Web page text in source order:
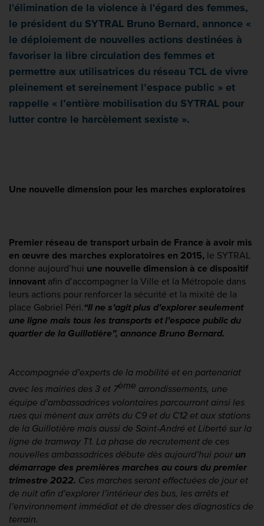
l'élimination de la violence à l'égard des femmes,
le président du SYTRAL Bruno Bernard, annonce «
le déploiement de nouvelles actions destinées à
favoriser la libre circulation des femmes et
permettre aux utilisatrices du réseau TCL de vivre
pleinement et sereinement l’espace public » et
rappelle « l’entière mobilisation du SYTRAL pour
lutter contre le harcèlement sexiste ».
Une nouvelle dimension pour les marches exploratoires
Premier réseau de transport urbain de France à avoir mis
en œuvre des marches exploratoires en 2015, le SYTRAL
donne aujourd’hui une nouvelle dimension à ce dispositif
innovant afin d’accompagner la Ville et la Métropole dans
leurs actions pour renforcer la sécurité et la mixité de la
place Gabriel Péri.“Il ne s’agit plus d’explorer seulement
une ligne mais tous les transports et l’espace public du
quartier de la Guillotière”, annonce Bruno Bernard.
Accompagnée d’experts de la mobilité et en partenariat
avec les mairies des 3 et 7ème arrondissements, une
équipe d’ambassadrices volontaires parcourront ainsi les
rues qui mènent aux arrêts du C9 et du C12 et aux stations
de la Guillotière mais aussi de Saint-André et Liberté sur la
ligne de tramway T1. La phase de recrutement de ces
nouvelles ambassadrices débute dès aujourd’hui pour un
démarrage des premières marches au cours du premier
trimestre 2022. Ces marches seront effectuées de jour et
de nuit afin d’explorer l’intérieur des bus, les arrêts et
l’environnement immédiat et de dresser des diagnostics de
terrain.